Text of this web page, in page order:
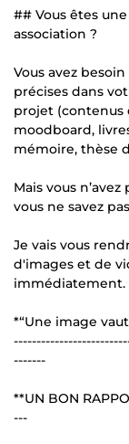
## Vous êtes
association ?
Vous avez
précises dans
projet (contenus
moodboard,
mémoire, thèse
Mais vous
vous ne savez
Je vais vous
d'images et de
immédiatement.
*“Une image
-------
**UN BON
---